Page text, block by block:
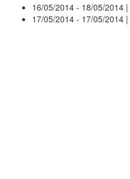
16/05/2014 - 18/05/2014 |
17/05/2014 - 17/05/2014 |